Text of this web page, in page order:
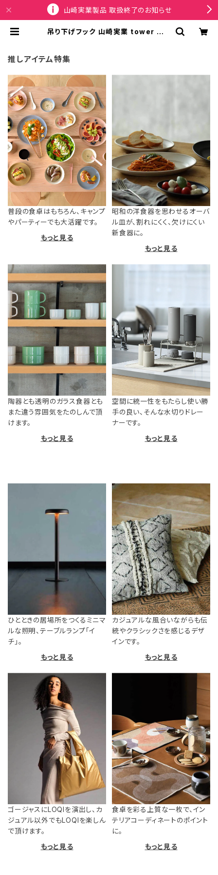
山崎実業製品 取扱終了のお知らせ
吊り下げフック 山崎実業 tower タワ
推しアイテム特集
普段の食卓はもちろん、キャンプ
やパーティーでも大活躍です。
もっと見る
昭和の洋食器を思わせるオーバ
ル皿が、割れにくく、欠けにくい
新食器に。
もっと見る
陶器とも透明のガラス食器とも
また違う雰囲気をたのしんで頂
けます。
もっと見る
空間に統一性をもたらし使い勝
手の良い、そんな水切りドレー
ナーです。
もっと見る
ひとときの居場所をつくるミニマ
ルな照明、テーブルランプ「イ
チ」。
もっと見る
カジュアルな風合いながらも伝
統やクラシックさを感じるデザ
インです。
もっと見る
ゴージャスにLOQIを演出し、カ
ジュアル以外でもLOQIを楽しん
で頂けます。
もっと見る
食卓を彩る上質な一枚で、イン
テリアコーディネートのポイント
に。
もっと見る